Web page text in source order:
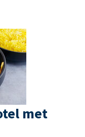
met